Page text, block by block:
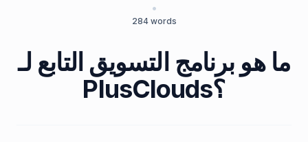
•
284words
ما هو برنامج التسويق التابع لـ
PlusClouds؟